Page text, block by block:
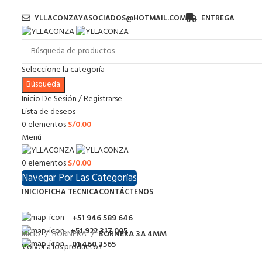
YLLACONZAYASOCIADOS@HOTMAIL.COM
ENTREGA
Seleccione la categoría
Búsqueda
Inicio De Sesión / Registrarse
Lista de deseos
0elementosS/0.00
Menú
0elementosS/0.00
Navegar Por Las Categorías
INICIOFICHA TECNICACONTÁCTENOS
+51 946 589 646
+51 922 317 005
01 460 3565
Inicio BORNERA
BORNERA 3A 4MM
Volver a los productos